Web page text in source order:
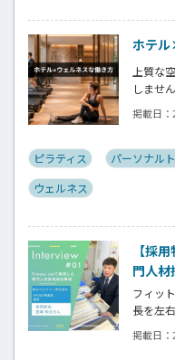
ホテ
上質な
しませ
掲載日：
ピラティス パーソナル
ウェルネス
【採
門人材
フィッ
長を左
やイン
柄や価
掲載日：